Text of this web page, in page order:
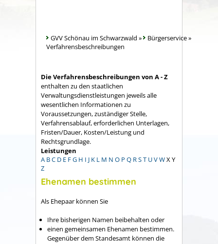
GVV Schönau im Schwarzwald » Bürgerservice»
Verfahrensbeschreibungen
Die Verfahrensbeschreibungen von A - Z
enthalten zu den staatlichen
Verwaltungsdienstleistungen jeweils alle
wesentlichen Informationen zu
Voraussetzungen, zuständiger Stelle,
Verfahrensablauf, erforderlichen Unterlagen,
Fristen/Dauer, Kosten/Leistung und
Rechtsgrundlage.
Leistungen
A BC D E FG H I J K L M N O P Q RST UVWX Y
Z
Ehenamen bestimmen
Als Ehepaar können Sie
Ihre bisherigen Namen beibehalten oder
einen gemeinsamen Ehenamen bestimmen.
Gegenüber dem Standesamt können die